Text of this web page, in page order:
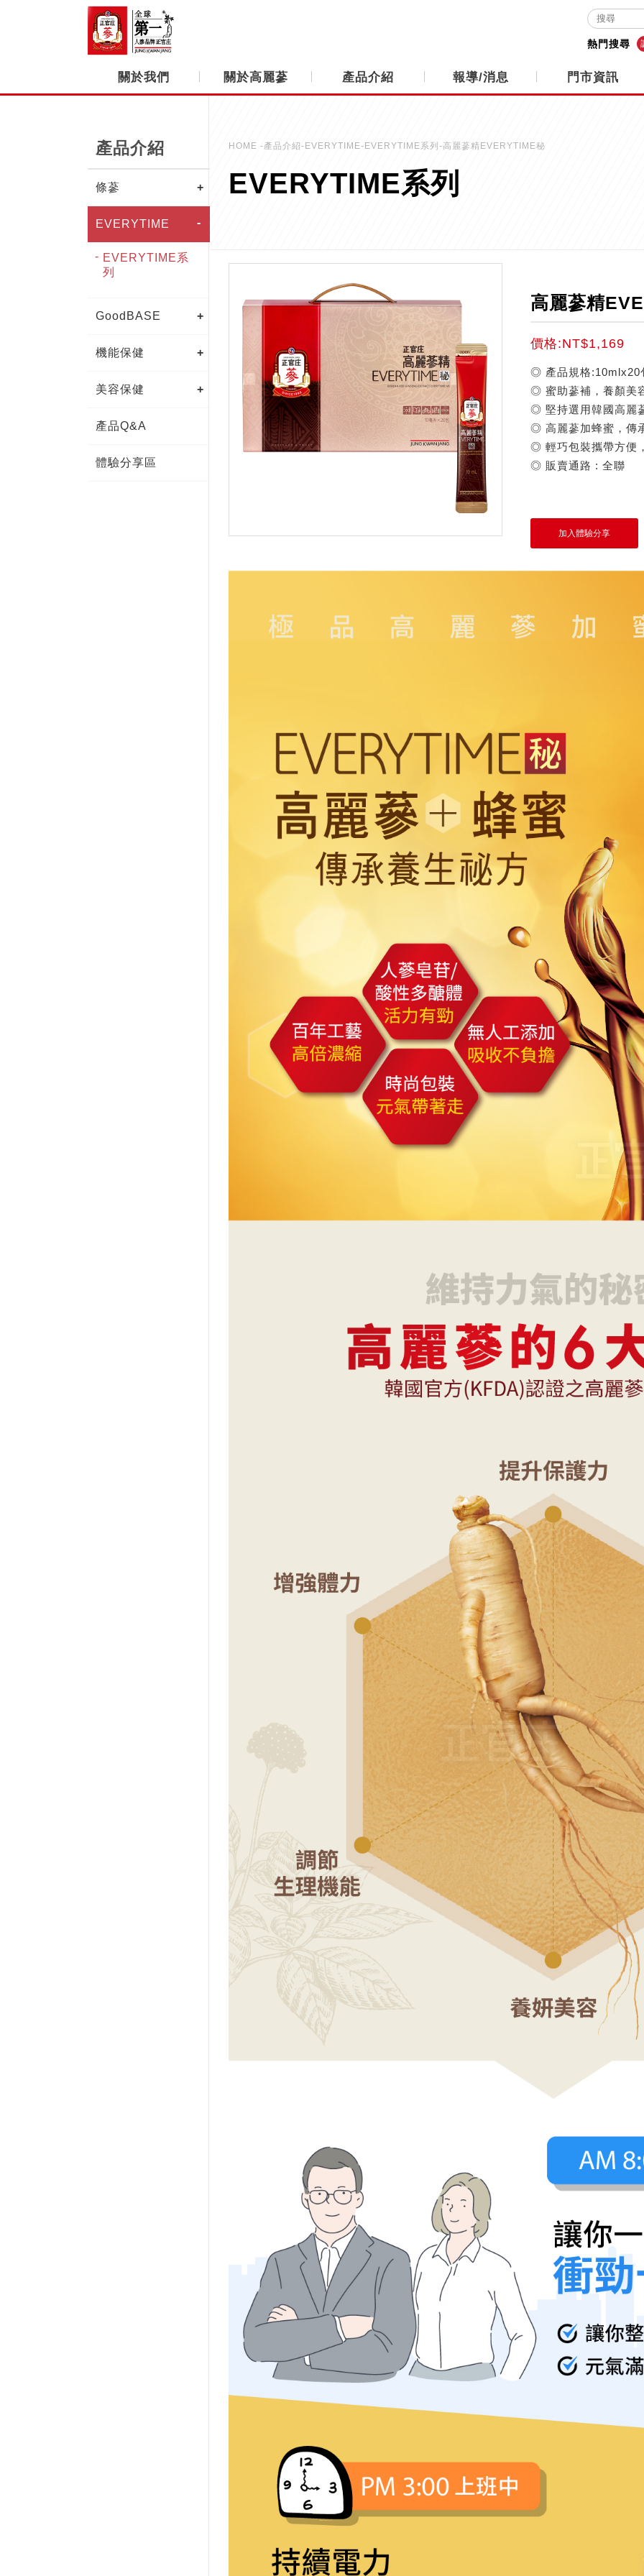
熱門搜尋
關於我們 關於高麗蔘 產品介紹 報導/消息 門市資訊
產品介紹
條蔘
EVERYTIME
EVERYTIME系
列
GoodBASE
機能保健
美容保健
產品Q&A
體驗分享區
HOME -產品介紹-EVERYTIME-EVERYTIME系列-高麗蔘精EVERYTIME秘
EVERYTIME系列
高麗蔘精
價格:NT$1,169
◎ 產品規格:10mlx20
◎ 蜜助蔘補，養顏美
◎ 堅持選用韓國高麗
◎ 高麗蔘加蜂蜜，傳
◎ 輕巧包裝攜帶方便
◎ 販賣通路 : 全聯